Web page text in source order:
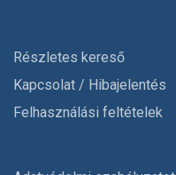
Részletes kereső
Kapcsolat / Hibajelentés
Felhasználási feltételek